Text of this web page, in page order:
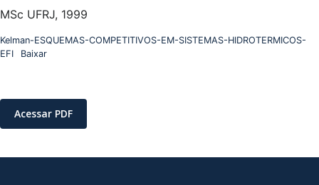
MSc UFRJ, 1999
Kelman-ESQUEMAS-COMPETITIVOS-EM-SISTEMAS-HIDROTERMICOS-
EFI
Baixar
Acessar PDF